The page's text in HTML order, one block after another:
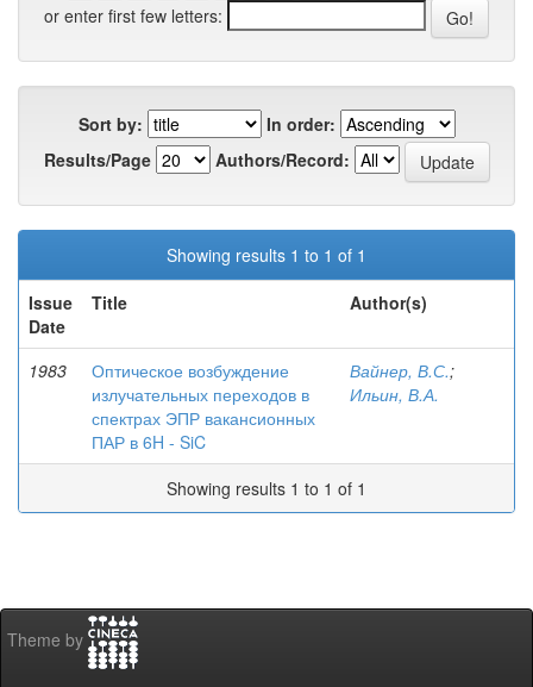
or enter first few letters:
Sort by:
In order:
Results/Page
Authors/Record:
Showing results 1 to 1 of 1
Issue
Date
Title Author(s)
1983
Оптическое возбуждение
излучательных переходов в
спектрах ЭПР вакансионных
ПАР в 6H - SiC
Вайнер, В.С.;
Ильин, В.А.
Showing results 1 to 1 of 1
Theme by